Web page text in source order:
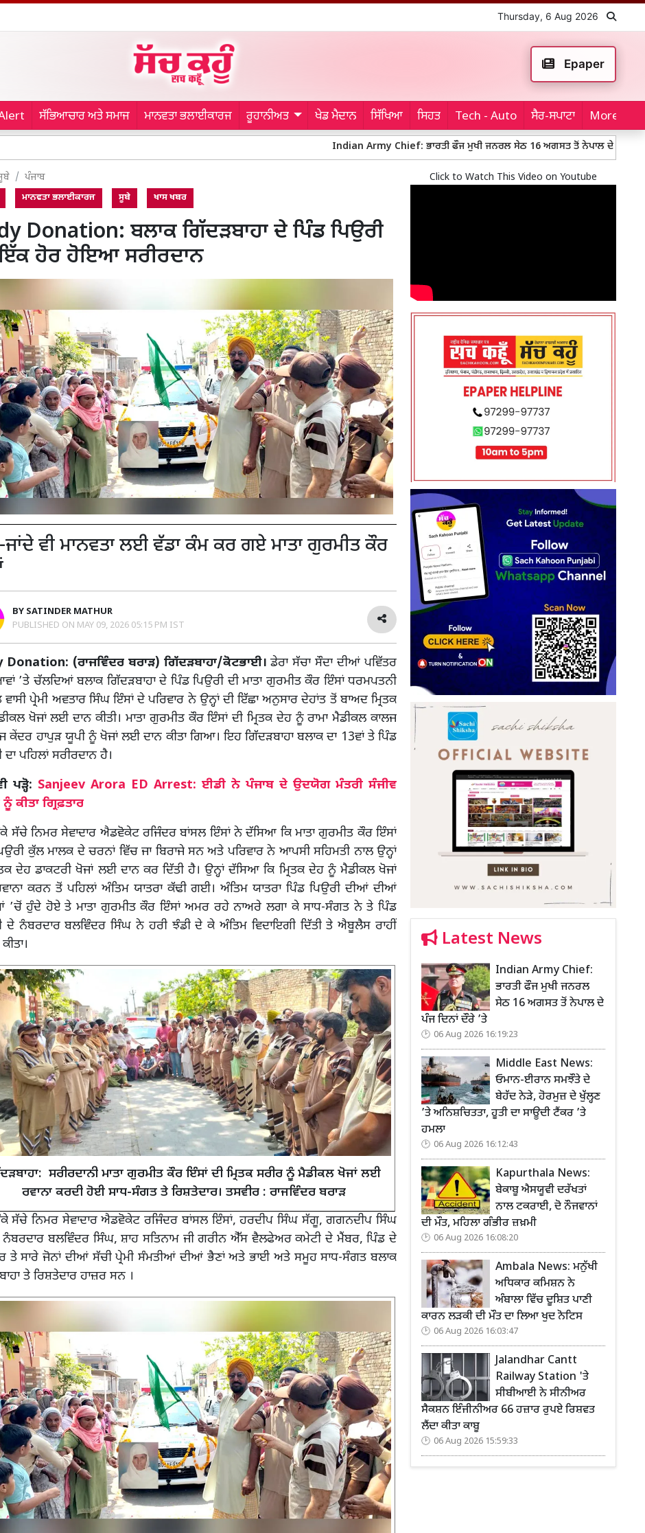
Thursday, 6 Aug 2026
Epaper
ਸੱਭਿਆਚਾਰ ਅਤੇ ਸਮਾਜ ਮਾਨਵਤਾ ਭਲਾਈਕਾਰਜ ਰੂਹਾਨੀਅਤ ਖੇਡ ਮੈਦਾਨ ਸਿੱਖਿਆ ਸਿਹਤ Tech - Auto ਸੈਰ-ਸਪਾਟਾ More...
Indian Army Chief: ਭਾਰਤੀ ਫੌਜ ਮੁਖੀ ਜਨਰਲ ਸੇਠ 16 ਅਗਸਤ ਤੋਂ ਨੇਪਾਲ ਦੇ ਪੰਜ ਦਿਨਾਂ ਦੌਰੇ ’ਤੇ
ਪੰਜਾਬ
ਮਾਨਵਤਾ ਭਲਾਈਕਾਰਜ ਸੂਬੇ ਖਾਸ ਖਬਰ
Donation: ਬਲਾਕ ਗਿੱਦੜਬਾਹਾ ਦੇ ਪਿੰਡ ਪਿਉਰੀ
ਹੋਰ ਹੋਇਆ ਸਰੀਰਦਾਨ
ਜਾਂਦੇ ਵੀ ਮਾਨਵਤਾ ਲਈ ਵੱਡਾ ਕੰਮ ਕਰ ਗਏ ਮਾਤਾ ਗੁਰਮੀਤ ਕੌਰ
BY SATINDER MATHUR
PUBLISHED ON MAY 09, 2026 05:15 PM IST
Donation: (ਰਾਜਵਿੰਦਰ ਬਰਾੜ) ਗਿੱਦੜਬਾਹਾ/ਕੋਟਭਾਈ। ਡੇਰਾ ਸੱਚਾ ਸੌਦਾ ਦੀਆਂ ਪਵਿੱਤਰ
’ਤੇ ਚੱਲਦਿਆਂ ਬਲਾਕ ਗਿੱਦੜਬਾਹਾ ਦੇ ਪਿੰਡ ਪਿਉਰੀ ਦੀ ਮਾਤਾ ਗੁਰਮੀਤ ਕੌਰ ਇੰਸਾਂ ਧਰਮਪਤਨੀ
ਪ੍ਰੇਮੀ ਅਵਤਾਰ ਸਿੰਘ ਇੰਸਾਂ ਦੇ ਪਰਿਵਾਰ ਨੇ ਉਨ੍ਹਾਂ ਦੀ ਇੱਛਾ ਅਨੁਸਾਰ ਦੇਹਾਂਤ ਤੋਂ ਬਾਅਦ ਮ੍ਰਿਤਕ
ਖੋਜਾਂ ਲਈ ਦਾਨ ਕੀਤੀ। ਮਾਤਾ ਗੁਰਮੀਤ ਕੌਰ ਇੰਸਾਂ ਦੀ ਮ੍ਰਿਤਕ ਦੇਹ ਨੂੰ ਰਾਮਾ ਮੈਡੀਕਲ ਕਾਲਜ
ਕੇਂਦਰ ਹਾਪੁੜ ਯੂਪੀ ਨੂੰ ਖੋਜਾਂ ਲਈ ਦਾਨ ਕੀਤਾ ਗਿਆ। ਇਹ ਗਿੱਦੜਬਾਹਾ ਬਲਾਕ ਦਾ 13ਵਾਂ ਤੇ ਪਿੰਡ
ਦਾ ਪਹਿਲਾਂ ਸਰੀਰਦਾਨ ਹੈ।
ਪੜ੍ਹੋ: Sanjeev Arora ED Arrest: ਈਡੀ ਨੇ ਪੰਜਾਬ ਦੇ ਉਦਯੋਗ ਮੰਤਰੀ ਸੰਜੀਵ
ਕੀਤਾ ਗ੍ਰਿਫ਼ਤਾਰ
ਸੱਚੇ ਨਿਮਰ ਸੇਵਾਦਾਰ ਐਡਵੋਕੇਟ ਰਜਿੰਦਰ ਬਾਂਸਲ ਇੰਸਾਂ ਨੇ ਦੱਸਿਆ ਕਿ ਮਾਤਾ ਗੁਰਮੀਤ ਕੌਰ ਇੰਸਾਂ
ਕੁੱਲ ਮਾਲਕ ਦੇ ਚਰਨਾਂ ਵਿੱਚ ਜਾ ਬਿਰਾਜੇ ਸਨ ਅਤੇ ਪਰਿਵਾਰ ਨੇ ਆਪਸੀ ਸਹਿਮਤੀ ਨਾਲ ਉਨ੍ਹਾਂ
ਦੇਹ ਡਾਕਟਰੀ ਖੋਜਾਂ ਲਈ ਦਾਨ ਕਰ ਦਿੱਤੀ ਹੈ। ਉਨ੍ਹਾਂ ਦੱਸਿਆ ਕਿ ਮ੍ਰਿਤਕ ਦੇਹ ਨੂੰ ਮੈਡੀਕਲ ਖੋਜਾਂ
ਕਰਨ ਤੋਂ ਪਹਿਲਾਂ ਅੰਤਿਮ ਯਾਤਰਾ ਕੱਢੀ ਗਈ। ਅੰਤਿਮ ਯਾਤਰਾ ਪਿੰਡ ਪਿਉਰੀ ਦੀਆਂ ਦੀਆਂ
’ਚੋਂ ਹੁੰਦੇ ਹੋਏ ਤੇ ਮਾਤਾ ਗੁਰਮੀਤ ਕੌਰ ਇੰਸਾਂ ਅਮਰ ਰਹੇ ਨਾਅਰੇ ਲਗਾ ਕੇ ਸਾਧ-ਸੰਗਤ ਨੇ ਤੇ ਪਿੰਡ
ਦੇ ਨੰਬਰਦਾਰ ਬਲਵਿੰਦਰ ਸਿੰਘ ਨੇ ਹਰੀ ਝੰਡੀ ਦੇ ਕੇ ਅੰਤਿਮ ਵਿਦਾਇਗੀ ਦਿੱਤੀ ਤੇ ਐਬੂਲੈਸ ਰਾਹੀਂ
ਸਰੀਰਦਾਨੀ ਮਾਤਾ ਗੁਰਮੀਤ ਕੌਰ ਇੰਸਾਂ ਦੀ ਮ੍ਰਿਤਕ ਸਰੀਰ ਨੂੰ ਮੈਡੀਕਲ ਖੋਜਾਂ ਲਈ
ਰਵਾਨਾ ਕਰਦੀ ਹੋਈ ਸਾਧ-ਸੰਗਤ ਤੇ ਰਿਸ਼ਤੇਦਾਰ। ਤਸਵੀਰ : ਰਾਜਵਿੰਦਰ ਬਰਾੜ
ਸੱਚੇ ਨਿਮਰ ਸੇਵਾਦਾਰ ਐਡਵੋਕੇਟ ਰਜਿੰਦਰ ਬਾਂਸਲ ਇੰਸਾਂ, ਹਰਦੀਪ ਸਿੰਘ ਸੱਗੂ, ਗਗਨਦੀਪ ਸਿੰਘ
ਬਲਵਿੰਦਰ ਸਿੰਘ, ਸ਼ਾਹ ਸਤਿਨਾਮ ਜੀ ਗਰੀਨ ਐੱਸ ਵੈਲਫੇਅਰ ਕਮੇਟੀ ਦੇ ਮੈਂਬਰ, ਪਿੰਡ ਦੇ
ਤੇ ਸਾਰੇ ਜੋਨਾਂ ਦੀਆਂ ਸੱਚੀ ਪ੍ਰੇਮੀ ਸੰਮਤੀਆਂ ਦੀਆਂ ਭੈਣਾਂ ਅਤੇ ਭਾਈ ਅਤੇ ਸਮੂਹ ਸਾਧ-ਸੰਗਤ ਬਲਾਕ
ਤੇ ਰਿਸ਼ਤੇਦਾਰ ਹਾਜ਼ਰ ਸਨ ।
Click to Watch This Video on Youtube
Latest News
Indian Army Chief:
ਭਾਰਤੀ ਫੌਜ ਮੁਖੀ ਜਨਰਲ
ਸੇਠ 16 ਅਗਸਤ ਤੋਂ ਨੇਪਾਲ ਦੇ
ਪੰਜ ਦਿਨਾਂ ਦੌਰੇ ’ਤੇ
06 Aug 2026 16:19:23
Middle East News:
ਓਮਾਨ-ਈਰਾਨ ਸਮਝੌਤੇ ਦੇ
ਬੇਹੱਦ ਨੇੜੇ, ਹੋਰਮੁਜ਼ ਦੇ ਖੁੱਲ੍ਹਣ
’ਤੇ ਅਨਿਸ਼ਚਿਤਤਾ, ਹੂਤੀ ਦਾ ਸਾਊਦੀ ਟੈਂਕਰ ’ਤੇ
ਹਮਲਾ
06 Aug 2026 16:12:43
Kapurthala News:
ਬੇਕਾਬੂ ਐਸਯੂਵੀ ਦਰੱਖਤਾਂ
ਨਾਲ ਟਕਰਾਈ, ਦੋ ਨੌਜਵਾਨਾਂ
ਦੀ ਮੌਤ, ਮਹਿਲਾ ਗੰਭੀਰ ਜ਼ਖ਼ਮੀ
06 Aug 2026 16:08:20
Ambala News: ਮਨੁੱਖੀ
ਅਧਿਕਾਰ ਕਮਿਸ਼ਨ ਨੇ
ਅੰਬਾਲਾ ਵਿੱਚ ਦੂਸ਼ਿਤ ਪਾਣੀ
ਕਾਰਨ ਲੜਕੀ ਦੀ ਮੌਤ ਦਾ ਲਿਆ ਖੁਦ ਨੋਟਿਸ
06 Aug 2026 16:03:47
Jalandhar Cantt
Railway Station 'ਤੇ
ਸੀਬੀਆਈ ਨੇ ਸੀਨੀਅਰ
ਸੈਕਸ਼ਨ ਇੰਜੀਨੀਅਰ 66 ਹਜ਼ਾਰ ਰੁਪਏ ਰਿਸ਼ਵਤ
ਲੈਂਦਾ ਕੀਤਾ ਕਾਬੂ
06 Aug 2026 15:59:33